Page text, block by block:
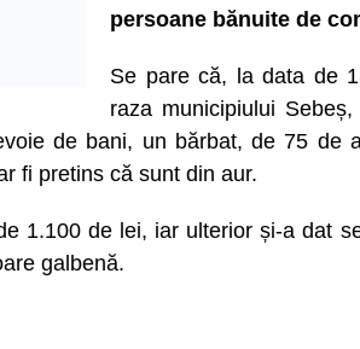
persoane bănuite de
Se pare că, la data de
raza municipiului
de bani, un bărbat, de 75 de
fi pretins că sunt din aur.
1.100 de lei, iar ulterior și-a dat
galbenă.